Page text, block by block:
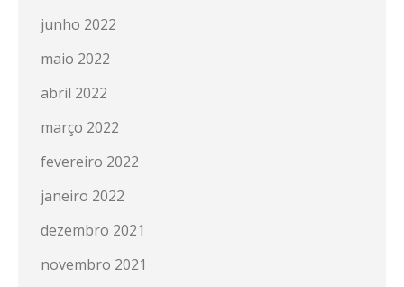
junho 2022
maio 2022
abril 2022
março 2022
fevereiro 2022
janeiro 2022
dezembro 2021
novembro 2021